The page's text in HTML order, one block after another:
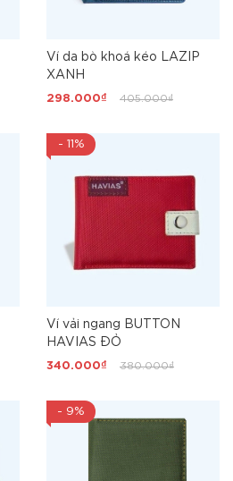
Ví da bò khoá kéo LAZIP
XANH
298.000₫ 405.000₫
- 11%
Ví vải ngang BUTTON
HAVIAS ĐỎ
340.000₫ 380.000₫
- 9%